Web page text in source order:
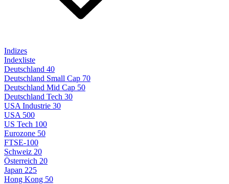
Indizes
Indexliste
Deutschland 40
Deutschland Small Cap 70
Deutschland Mid Cap 50
Deutschland Tech 30
USA Industrie 30
USA 500
US Tech 100
Eurozone 50
FTSE-100
Schweiz 20
Österreich 20
Japan 225
Hong Kong 50